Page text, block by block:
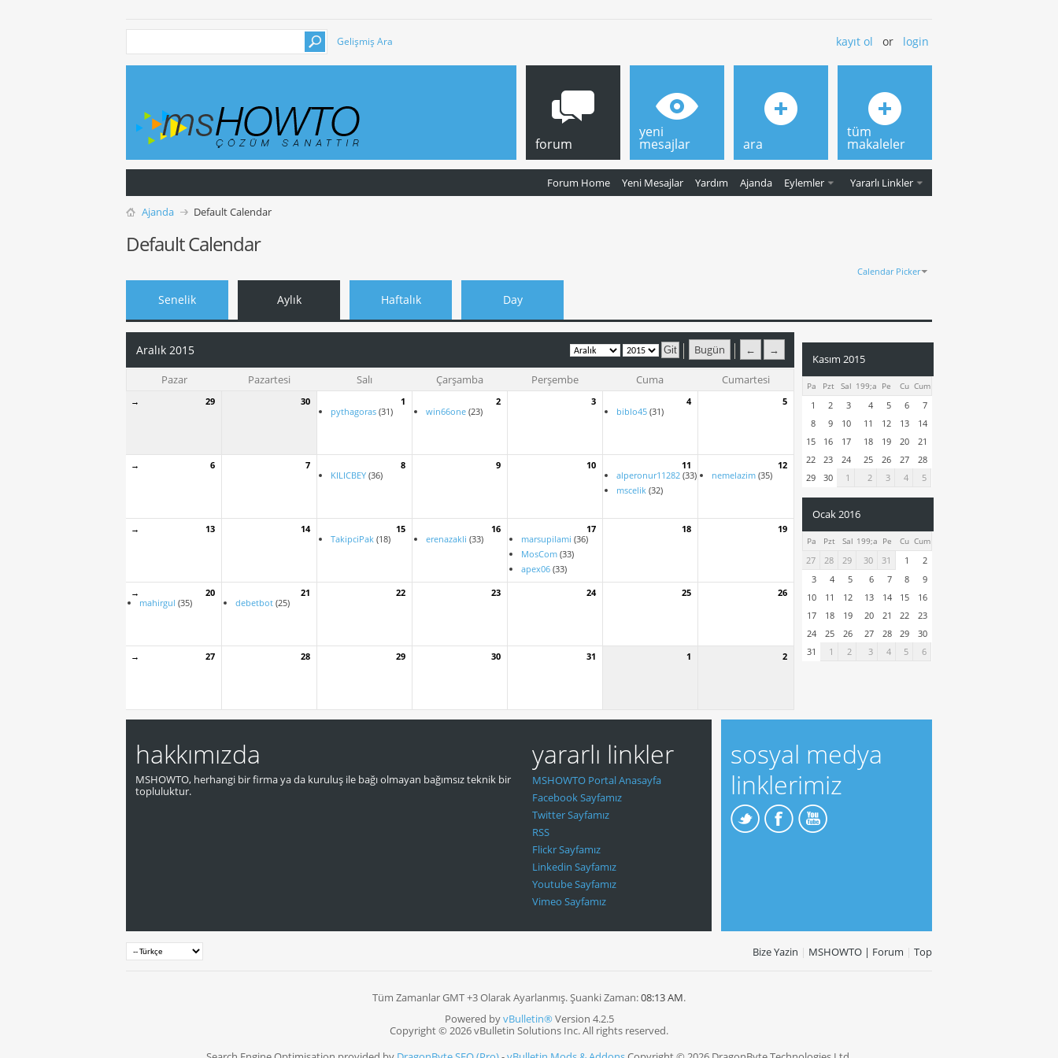
Gelişmiş Ara kayıt ol or login
forum
Forum Home Yeni Mesajlar Yardım Ajanda Eylemler Yararlı Linkler
yeni
mesajlar ara
tüm
makaleler
Ajanda Default Calendar
Default Calendar
Calendar Picker
Senelik Aylık Haftalık Day
Bugün ← →
Aralık 2015
Pazar Pazartesi Salı Çarşamba Perşembe Cuma Cumartesi
→ 29 30
1
pythagoras(31)
2
win66one(23)
3
4
biblo45(31)
5
→ 6 7
8
KILICBEY(36)
9 10
11
alperonur11282(33)
mscelik(32)
12
nemelazim(35)
→ 13 14
15
TakipciPak(18)
16
erenazakli (33)
17
marsupilami (36)
MosCom(33)
apex06(33)
18 19
→
20
mahirgul (35)
21
debetbot(25)
22 23 24 25 26
→ 27 28 29 30 31 1 2
Kasım 2015
Pa Pzt Sal 199;a Pe Cu Cum
1 2 3 4 5 6
7
8
9 10 11 12 13
14
15
16 17 18 19 20
21
22
23 24 25 26 27
28
29
30 1 2 3 4 5
Ocak 2016
Pa Pzt Sal 199;a Pe Cu Cum
27 28 29 30 31 1
2
3
4 5 6 7 8
9
10
11 12 13 14 15
16
17
18 19 20 21 22
23
24
25 26 27 28 29
30
31
1 2 3 4 5 6
hakkımızda
MSHOWTO, herhangi bir firma ya da kuruluş ile bağı olmayan bağımsız teknik bir
topluluktur.
yararlı linkler
MSHOWTO Portal Anasayfa
Facebook Sayfamız
Twitter Sayfamız
RSS
Flickr Sayfamız
Linkedin Sayfamız
Youtube Sayfamız
Vimeo Sayfamız
sosyal medya
linklerimiz
Bize Yazin | MSHOWTO | Forum | Top
Tüm Zamanlar GMT +3 Olarak Ayarlanmış. Şuanki Zaman:08:13 AM.
Powered byvBulletin®Version 4.2.5
Copyright © 2026 vBulletin Solutions Inc. All rights reserved.